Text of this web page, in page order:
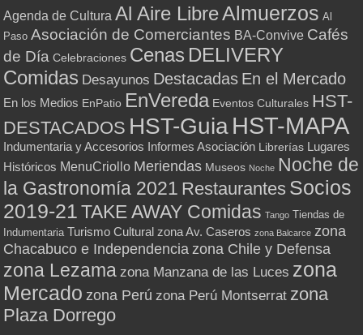
Agenda de Cultura Al Aire LibreAlmuerzos Al
Paso Asociación de Comerciantes BA-Convive Cafés
de Día Celebraciones Cenas DELIVERY
Comidas Desayunos Destacadas En el Mercado
En los Medios EnPatio EnVereda Eventos Culturales HST-
DESTACADOS HST-GuiaHST-MAPA
Indumentaria y Accesorios Informes Asociación Librerías Lugares
Históricos MenuCriollo Meriendas Museos Noche Noche de
la Gastronomía 2021 Restaurantes Socios
2019-21 TAKE AWAY Comidas Tango Tiendas de
Indumentaria Turismo Cultural zona Av. Caseros zona Balcarce zona
Chacabuco e Independencia zona Chile y Defensa
zona Lezama zona Manzana de las Luces zona
Mercado zona Perú zona Perú Montserrat zona
Plaza Dorrego